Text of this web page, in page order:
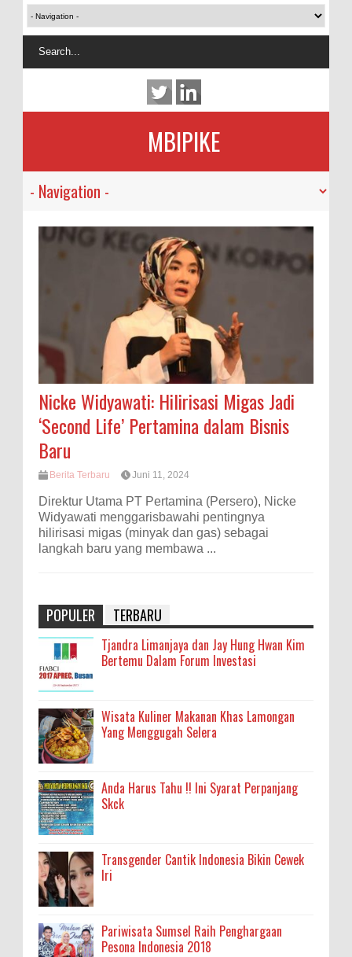
MBIPIKE
Nicke Widyawati: Hilirisasi Migas Jadi
‘Second Life’ Pertamina dalam Bisnis
Baru
Berita Terbaru Juni 11, 2024
Direktur Utama PT Pertamina (Persero), Nicke
Widyawati menggarisbawahi pentingnya
hilirisasi migas (minyak dan gas) sebagai
langkah baru yang membawa ...
POPULER TERBARU
Tjandra Limanjaya dan Jay Hung Hwan Kim
Bertemu Dalam Forum Investasi
Wisata Kuliner Makanan Khas Lamongan
Yang Menggugah Selera
Anda Harus Tahu !! Ini Syarat Perpanjang
Skck
Transgender Cantik Indonesia Bikin Cewek
Iri
Pariwisata Sumsel Raih Penghargaan
Pesona Indonesia 2018